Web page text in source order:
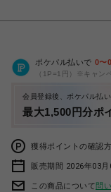
ポケパル払いで 0〜0
（1P=1円）※キャン
会員登録後、ポケパル払
最大1,500円分ポ
獲得ポイントの確認
販売期間 2026年03
この商品について問